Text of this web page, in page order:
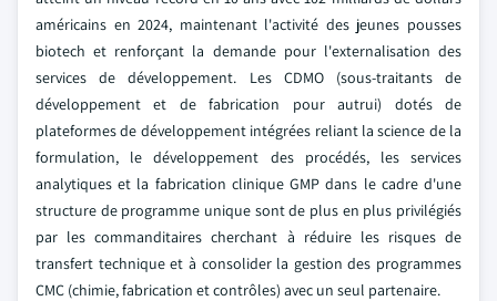
américains en 2024, maintenant l'activité des jeunes pousses
biotech et renforçant la demande pour l'externalisation des
services de développement. Les CDMO (sous-traitants de
développement et de fabrication pour autrui) dotés de
plateformes de développement intégrées reliant la science de la
formulation, le développement des procédés, les services
analytiques et la fabrication clinique GMP dans le cadre d'une
structure de programme unique sont de plus en plus privilégiés
par les commanditaires cherchant à réduire les risques de
transfert technique et à consolider la gestion des programmes
CMC (chimie, fabrication et contrôles) avec un seul partenaire.